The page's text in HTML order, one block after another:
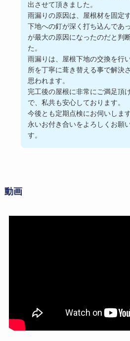
出させて頂きました。
雨漏りの原因は、屋根材を固定
下地への釘が深く打ち込んであ
が最大の原因になったのだと判
た。
雨漏りは、屋根下地の交換を行
所を丁寧に葺き替える事で解決
思われます。
完工後の屋根に非常にご満足頂
で、私共も安心しております。
今後とも定期点検にお伺いしま
永いお付き合いをよろしくお願
す。
動画